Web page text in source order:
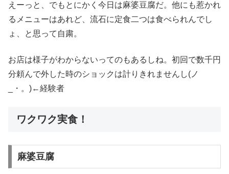
えーっと、でもとにかく今日は麻婆豆腐だ。他にも惹かれ
るメニューはあれど、流石に定食二つは食べられんでし
ょ、と思って自粛。
お店は様子がわからないってのもあるしね。初回で数千円
分頼んで外した時のショックは計りきれませんし(ノ
_・。)←経験者
ワクワク実食！
麻婆豆腐